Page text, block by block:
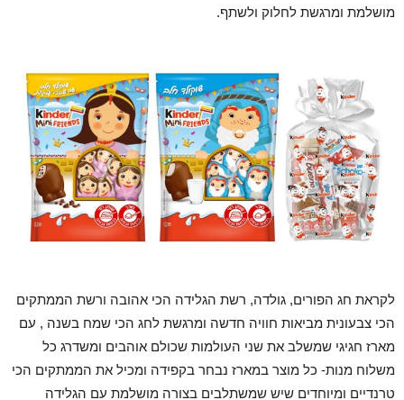
מושלמת ומרגשת לחלוק ולשתף.
לקראת חג הפורים, גולדה, רשת הגלידה הכי אהובה ורשת הממתקים
הכי צבעונית מביאות חוויה חדשה ומרגשת לחג הכי שמח בשנה , עם
מארז חגיגי שמשלב את שני העולמות שכולם אוהבים ומשדרג כל
משלוח מנות- כל מוצר במארז נבחר בקפידה ומכיל את הממתקים הכי
טרנדיים ומיוחדים שיש שמשתלבים בצורה מושלמת עם הגלידה